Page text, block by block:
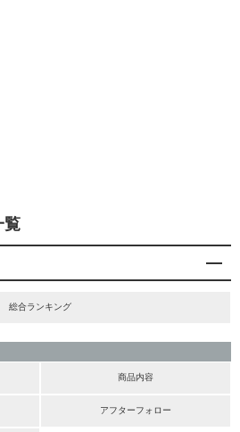
覧
総合ランキング
商品内容
アフターフォロー